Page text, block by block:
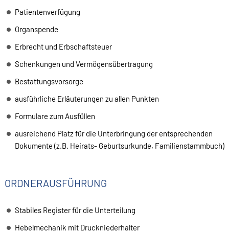
Patientenverfügung
Organspende
Erbrecht und Erbschaftsteuer
Schenkungen und Vermögensübertragung
Bestattungsvorsorge
ausführliche Erläuterungen zu allen Punkten
Formulare zum Ausfüllen
ausreichend Platz für die Unterbringung der entsprechenden
Dokumente (z.B. Heirats- Geburtsurkunde, Familienstammbuch)
ORDNERAUSFÜHRUNG
Stabiles Register für die Unterteilung
Hebelmechanik mit Druckniederhalter